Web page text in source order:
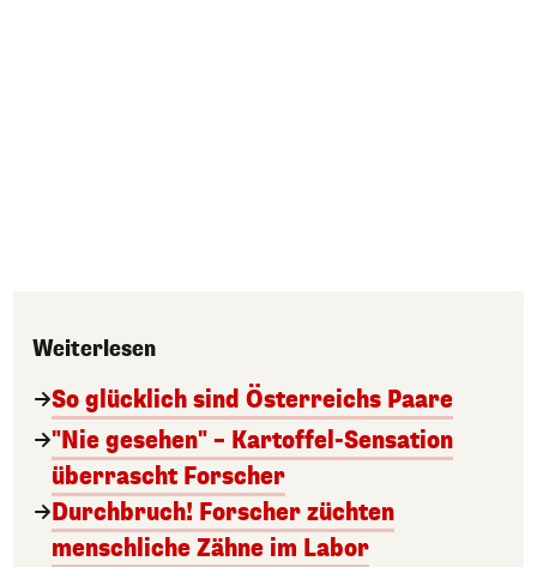
Weiterlesen
So glücklich sind Österreichs Paare
"Nie gesehen" – Kartoffel-Sensation
überrascht Forscher
Durchbruch! Forscher züchten
menschliche Zähne im Labor